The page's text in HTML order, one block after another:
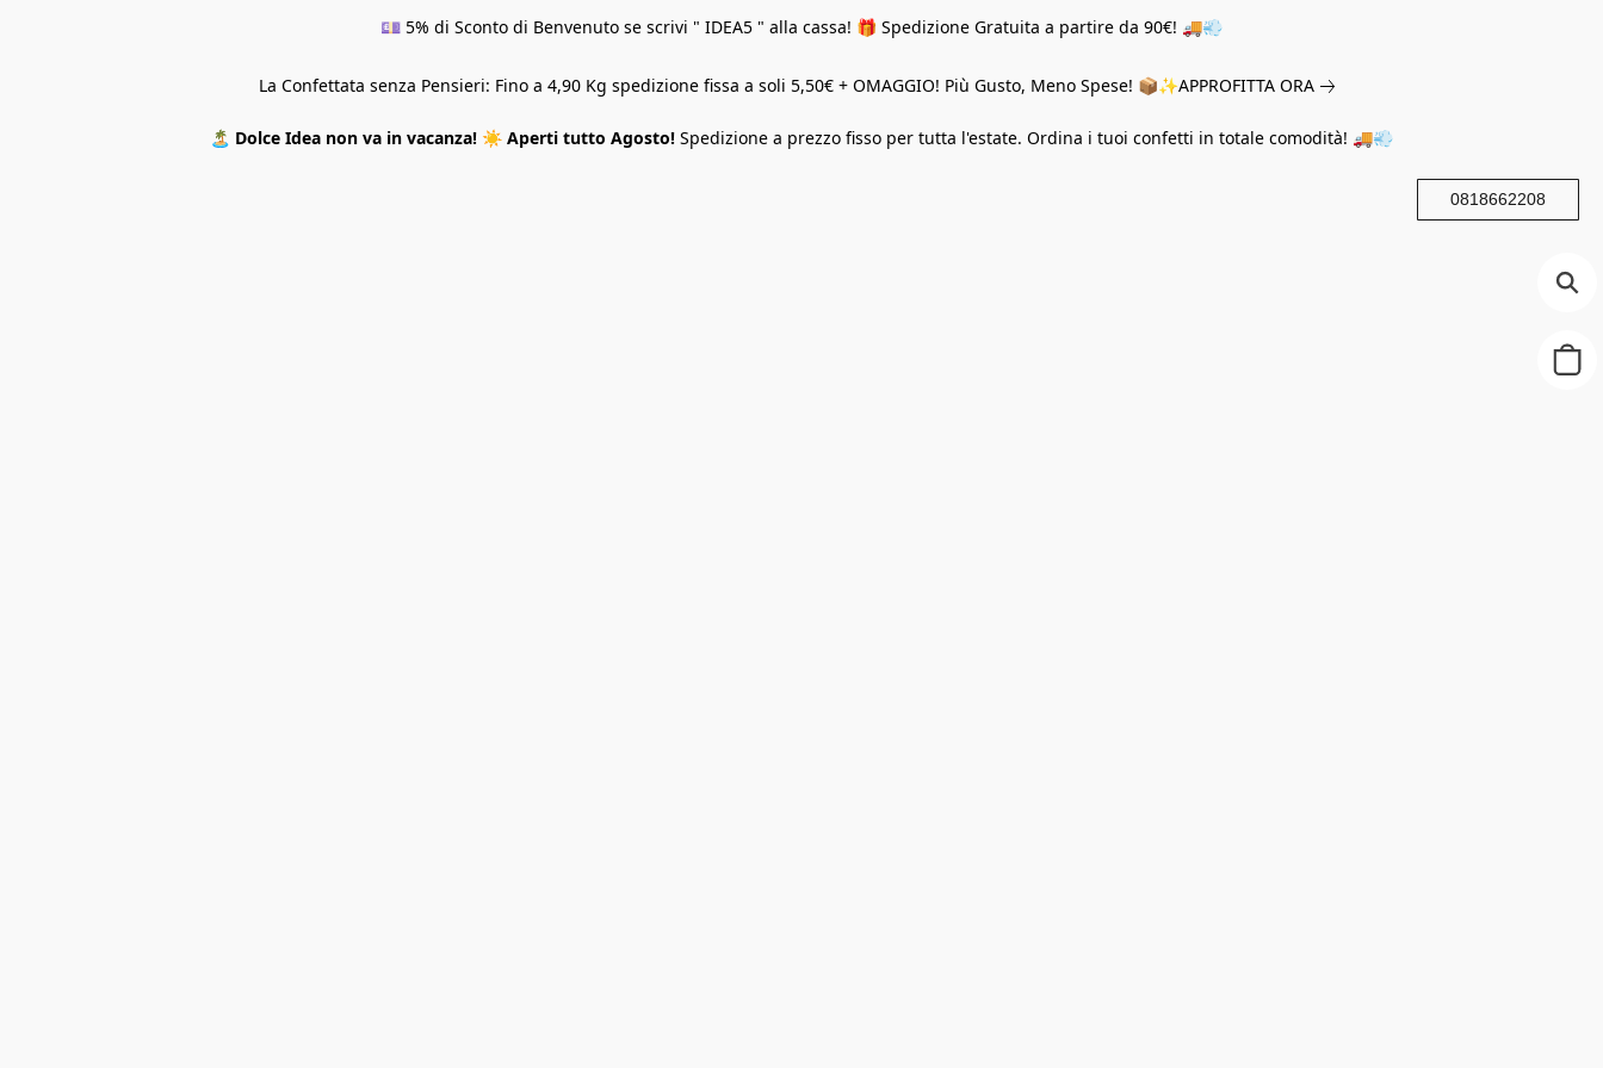
💷 5% di Sconto di Benvenuto se scrivi " IDEA5 " alla cassa! 🎁 Spedizione Gratuita a partire da 90€! 🚚💨
La Confettata senza Pensieri: Fino a 4,90 Kg spedizione fissa a soli 5,50€ + OMAGGIO! Più Gusto, Meno Spese! 📦✨APPROFITTA ORA
🏝️ Dolce Idea non va in vacanza! ☀️ Aperti tutto Agosto! Spedizione a prezzo fisso per tutta l'estate. Ordina i tuoi confetti in totale comodità! 🚚💨
0818662208